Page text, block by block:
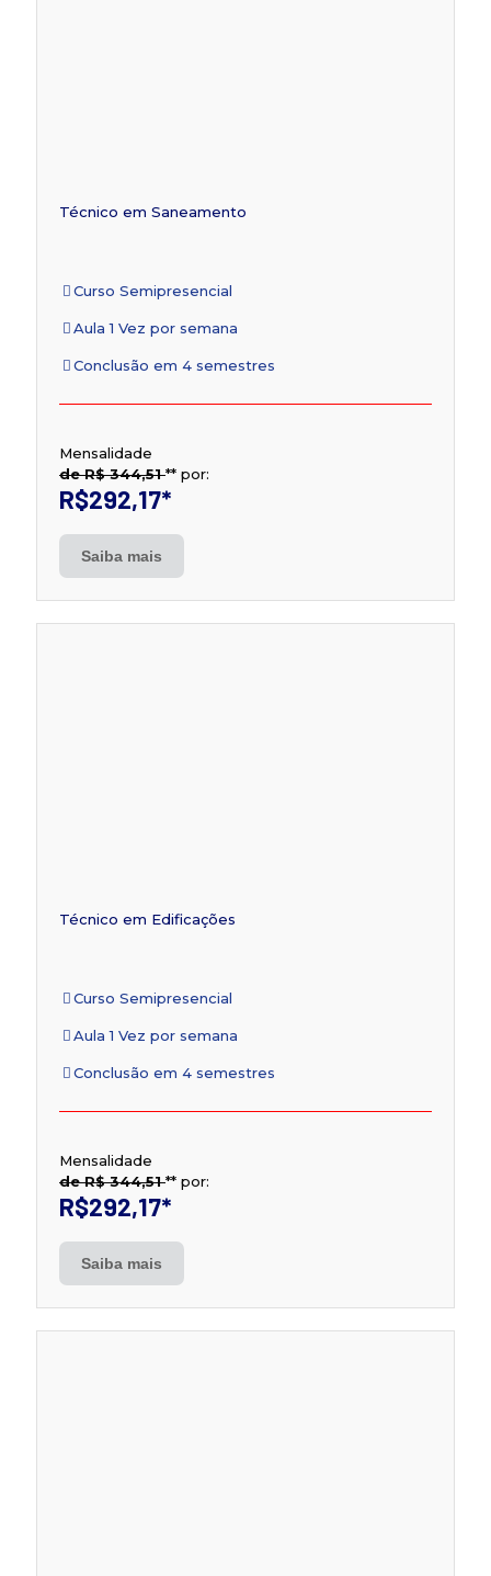
Técnico em Saneamento
Curso Semipresencial
Aula 1 Vez por semana
Conclusão em 4 semestres
Mensalidade
de R$ 344,51** por:
R$292,17*
Saiba mais
Técnico em Edificações
Curso Semipresencial
Aula 1 Vez por semana
Conclusão em 4 semestres
Mensalidade
de R$ 344,51** por:
R$292,17*
Saiba mais